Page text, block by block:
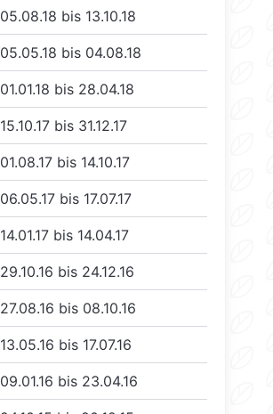
05.08.18 bis 13.10.18
05.05.18 bis 04.08.18
01.01.18 bis 28.04.18
15.10.17 bis 31.12.17
01.08.17 bis 14.10.17
06.05.17 bis 17.07.17
14.01.17 bis 14.04.17
29.10.16 bis 24.12.16
27.08.16 bis 08.10.16
13.05.16 bis 17.07.16
09.01.16 bis 23.04.16